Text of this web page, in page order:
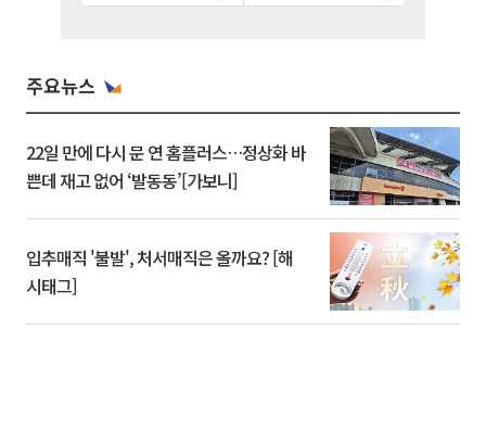
주요뉴스
22일 만에 다시 문 연 홈플러스…정상화 바
쁜데 재고 없어 ‘발동동’[가보니]
입추매직 '불발', 처서매직은 올까요? [해
시태그]